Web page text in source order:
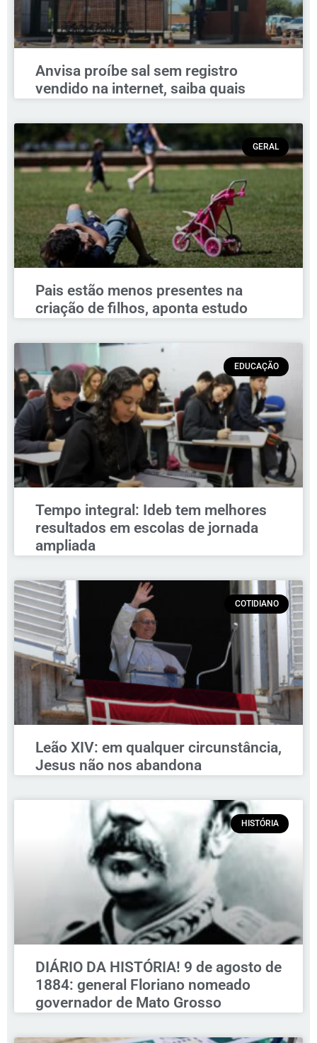
Anvisa proíbe sal sem registro
vendido na internet, saiba quais
GERAL
Pais estão menos presentes na
criação de filhos, aponta estudo
EDUCAÇÃO
Tempo integral: Ideb tem melhores
resultados em escolas de jornada
ampliada
COTIDIANO
Leão XIV: em qualquer circunstância,
Jesus não nos abandona
HISTÓRIA
DIÁRIO DA HISTÓRIA! 9 de agosto de
1884: general Floriano nomeado
governador de Mato Grosso